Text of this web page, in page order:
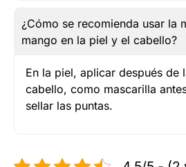
¿Cómo se recomienda usar la
mango en la piel y el cabello?
En la piel, aplicar después de
cabello, como mascarilla
sellar las puntas.